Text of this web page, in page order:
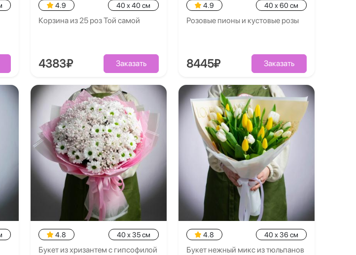
4.9 40 x 40 см
Корзина из 25 роз Той самой
4383₽ Заказать
4.9 40 x 60 см
Розовые пионы и кустовые розы
8445₽ Заказать
4.8 40 x 35 см
Букет из хризантем с гипсофилой
4.8 40 x 36 см
Букет нежный микс из тюльпанов